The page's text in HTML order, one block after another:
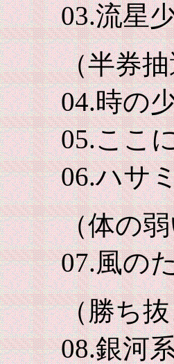
03.流星
（半券
04.時の
05.ここ
06.ハサ
（体の
07.風の
（勝ち
08.銀河